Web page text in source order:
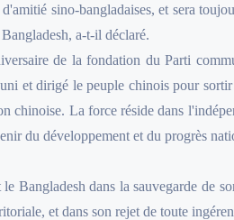
sino-bangladaises, et sera
a-t-il déclaré.
de la fondation du Parti
et dirigé le peuple chinois pour
chinoise. La force réside dans
du développement et du progrès
Bangladesh dans la sauvegarde de
et dans son rejet de toute